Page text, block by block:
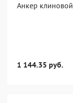
Анкер
1 144.35 руб.